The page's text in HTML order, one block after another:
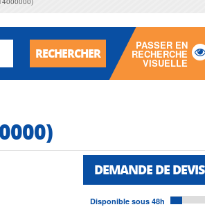
RECHERCHER
PASSER EN
RECHERCHE
VISUELLE
DEMANDE DE DEVIS
Disponible sous 48h